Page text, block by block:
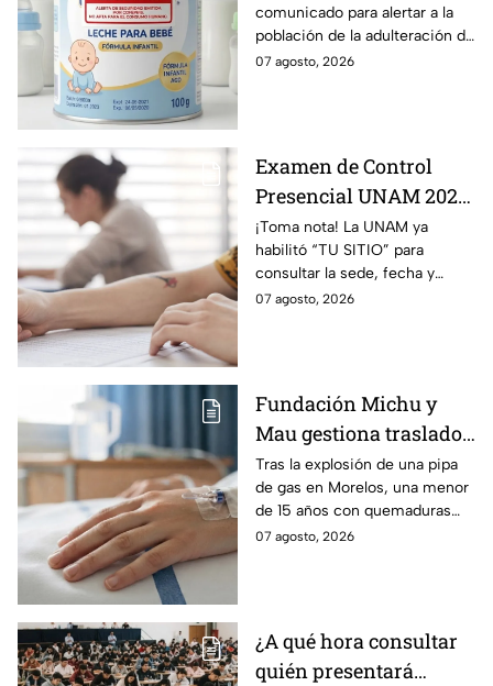
es y cómo identificarla?
comunicado para alertar a la
población de la adulteración de
una leche para bebé.
07 agosto, 2026
Examen de Control
Presencial UNAM 2026:
consulta aquí tu sede,
fecha y horario
¡Toma nota! La UNAM ya
habilitó “TU SITIO” para
consultar la sede, fecha y
horario del Examen Control
07 agosto, 2026
Fundación Michu y
Mau gestiona traslado
a Texas de adolescente
herida en explosión de
una pipa de gas en
Morelos
Tras la explosión de una pipa
de gas en Morelos, una menor
de 15 años con quemaduras
graves será trasladada a
07 agosto, 2026
¿A qué hora consultar
quién presentará